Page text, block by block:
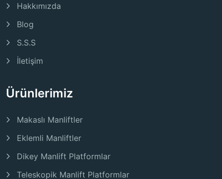
Hakkımızda
Blog
S.S.S
İletişim
Ürünlerimiz
Makaslı Manliftler
Eklemli Manliftler
Dikey Manlift Platformlar
Teleskopik Manlift Platformlar